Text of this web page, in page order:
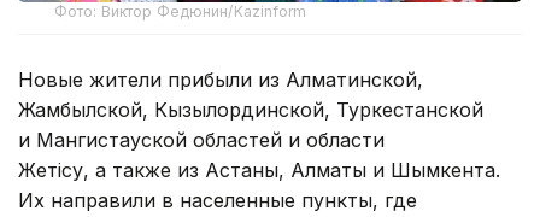
Фото: Виктор Федюнин/Kazinform
Новые жители прибыли из Алматинской,
Жамбылской, Кызылординской, Туркестанской
и Мангистауской областей и области
Жетiсу, а также из Астаны, Алматы и Шымкента.
Их направили в населенные пункты, где